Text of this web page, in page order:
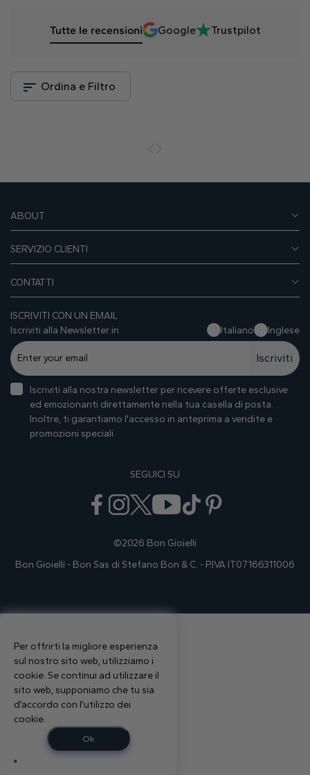
Tutte le recensioni Google Trustpilot
Ordina e Filtro
ABOUT
SERVIZIO CLIENTI
CONTATTI
ISCRIVITI CON UN EMAIL
Iscriviti alla Newsletter in
Italiano Inglese
Iscriviti
Iscriviti alla nostra newsletter per ricevere offerte esclusive
ed emozionanti direttamente nella tua casella di posta.
Inoltre, ti garantiamo I'accesso in anteprima a vendite e
promozioni speciali.
SEGUICI SU
©2026 Bon Gioielli
Bon Gioielli - Bon Sas di Stefano Bon & C. - P.IVA IT07166311006
Per offrirti la migliore esperienza
sul nostro sito web, utilizziamo i
cookie. Se continui ad utilizzare il
sito web, supponiamo che tu sia
d’accordo con l’utilizzo dei
cookie.
Ok